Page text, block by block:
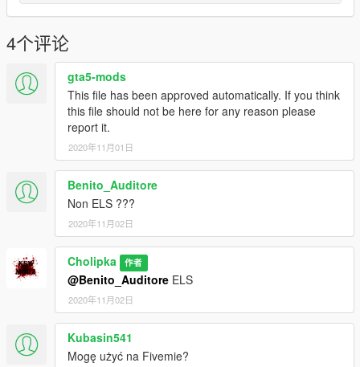
4个评论
gta5-mods
This file has been approved automatically. If you think
this file should not be here for any reason please
report it.
2020年11月01日
Benito_Auditore
Non ELS ???
2020年11月02日
Cholipka 作者
@Benito_Auditore ELS
2020年11月02日
Kubasin541
Mogę użyć na Fivemie?